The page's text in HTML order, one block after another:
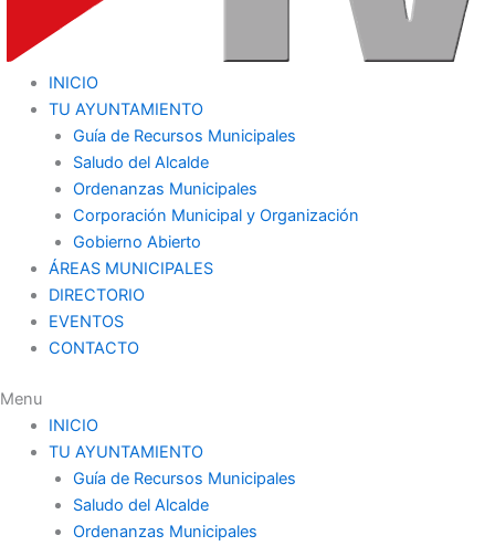
INICIO
TU AYUNTAMIENTO
Guía de Recursos Municipales
Saludo del Alcalde
Ordenanzas Municipales
Corporación Municipal y Organización
Gobierno Abierto
ÁREAS MUNICIPALES
DIRECTORIO
EVENTOS
CONTACTO
Menu
INICIO
TU AYUNTAMIENTO
Guía de Recursos Municipales
Saludo del Alcalde
Ordenanzas Municipales